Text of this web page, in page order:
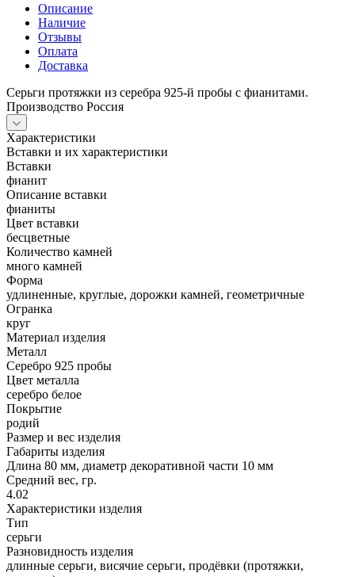
Описание
Наличие
Отзывы
Оплата
Доставка
Серьги протяжки из серебра 925-й пробы с фианитами.
Производство Россия
Характеристики
Вставки и их характеристики
Вставки
фианит
Описание вставки
фианиты
Цвет вставки
бесцветные
Количество камней
много камней
Форма
удлиненные, круглые, дорожки камней, геометричные
Огранка
круг
Материал изделия
Металл
Серебро 925 пробы
Цвет металла
серебро белое
Покрытие
родий
Размер и вес изделия
Габариты изделия
Длина 80 мм, диаметр декоративной части 10 мм
Средний вес, гр.
4.02
Характеристики изделия
Тип
серьги
Разновидность изделия
длинные серьги, висячие серьги, продёвки (протяжки,